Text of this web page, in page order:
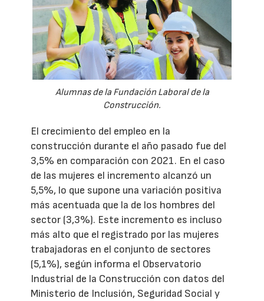
Alumnas de la Fundación Laboral de la
Construcción.
El crecimiento del empleo en la
construcción durante el año pasado fue del
3,5% en comparación con 2021. En el caso
de las mujeres el incremento alcanzó un
5,5%, lo que supone una variación positiva
más acentuada que la de los hombres del
sector (3,3%). Este incremento es incluso
más alto que el registrado por las mujeres
trabajadoras en el conjunto de sectores
(5,1%), según informa el Observatorio
Industrial de la Construcción con datos del
Ministerio de Inclusión, Seguridad Social y